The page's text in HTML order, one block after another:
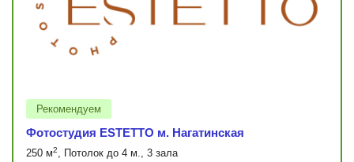
Рекомендуем
Фотостудия ESTETTO м. Нагатинская
250 м2, Потолок до 4 м., 3 зала